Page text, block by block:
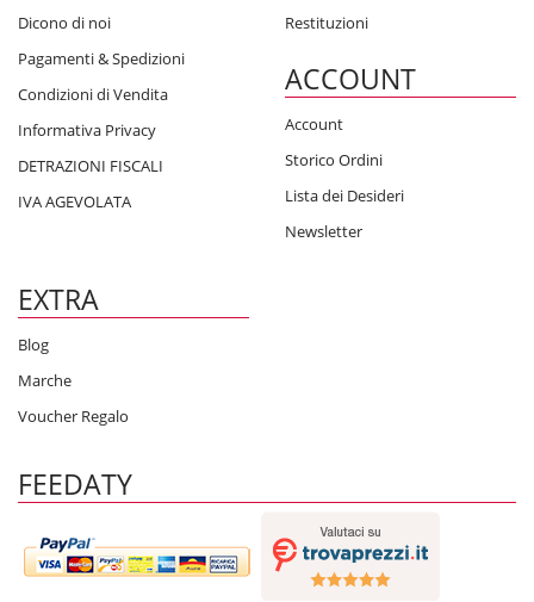
Dicono di noi
Pagamenti & Spedizioni
Condizioni di Vendita
Informativa Privacy
DETRAZIONI FISCALI
IVA AGEVOLATA
Restituzioni
ACCOUNT
Account
Storico Ordini
Lista dei Desideri
Newsletter
EXTRA
Blog
Marche
Voucher Regalo
FEEDATY